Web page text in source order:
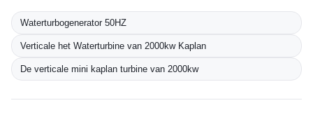
Waterturbogenerator 50HZ
Verticale het Waterturbine van 2000kw Kaplan
De verticale mini kaplan turbine van 2000kw